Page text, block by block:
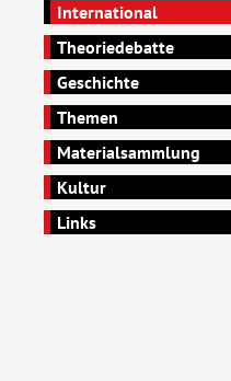
International
Theoriedebatte
Geschichte
Themen
Materialsammlung
Kultur
Links